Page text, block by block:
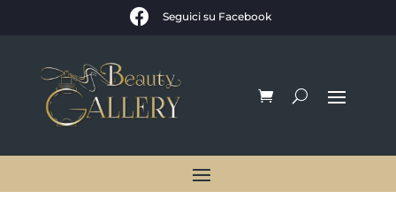
 Seguici su Facebook